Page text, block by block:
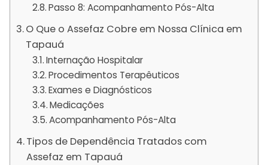
Passo 8: Acompanhamento Pós-Alta
O Que o Assefaz Cobre em Nossa Clínica em
Tapauá
Internação Hospitalar
Procedimentos Terapêuticos
Exames e Diagnósticos
Medicações
Acompanhamento Pós-Alta
Tipos de Dependência Tratados com
Assefaz em Tapauá